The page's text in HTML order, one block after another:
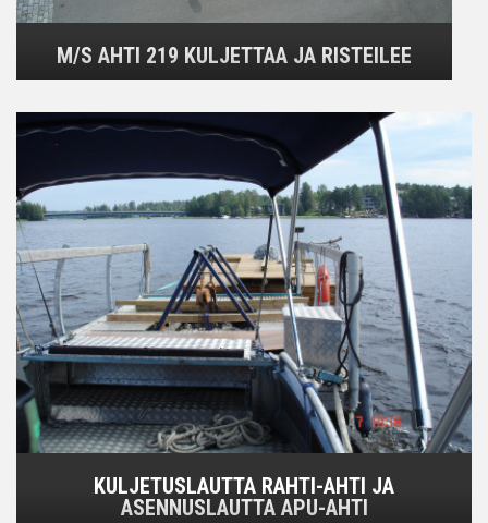
M/S AHTI 219 KULJETTAA JA RISTEILEE
KULJETUSLAUTTA RAHTI-AHTI JA
ASENNUSLAUTTA APU-AHTI